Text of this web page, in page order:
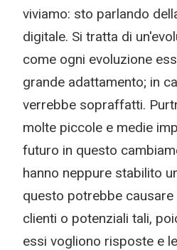
viviamo: sto parlando
digitale. Si tratta di
come ogni evoluzione
grande adattamento; in
verrebbe sopraffatti.
molte piccole e medie
futuro in questo
hanno neppure stabilito
questo potrebbe
clienti o potenziali tali,
essi vogliono risposte e